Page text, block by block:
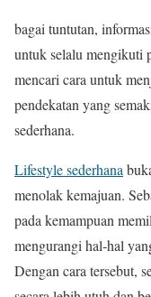
bagai tuntutan,
untuk selalu mengikuti
mencari cara untuk
pendekatan yang
sederhana.
Lifestyle sederhana
menolak kemajuan.
pada kemampuan
mengurangi hal-hal
Dengan cara tersebut,